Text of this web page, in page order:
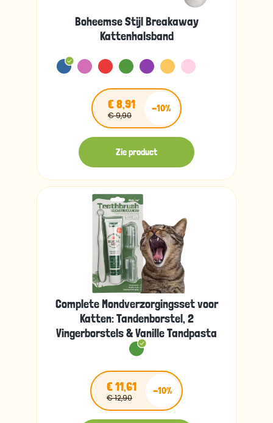
Boheemse Stijl Breakaway
Kattenhalsband
€ 8,91
€ 9,90
-10%
Zie product
Complete Mondverzorgingsset voor
Katten: Tandenborstel, 2
Vingerborstels & Vanille Tandpasta
€ 11,61
€ 12,90
-10%